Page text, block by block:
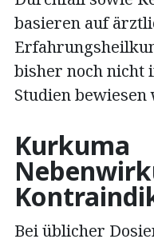
basieren auf
bisher noch nicht
Studien bewiesen
Kurkuma
Bei üblicher